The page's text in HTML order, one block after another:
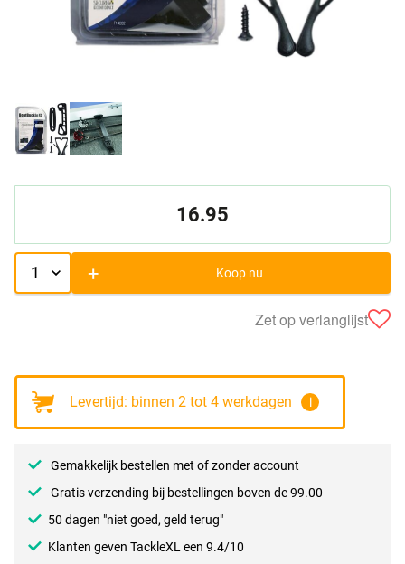
16.95
+ Koop nu
Zet op verlanglijst
Levertijd: binnen 2 tot 4 werkdagen i
Gemakkelijk bestellen met of zonder account
Gratis verzending bij bestellingen boven de 99.00
50 dagen "niet goed, geld terug"
Klanten geven TackleXL een 9.4/10